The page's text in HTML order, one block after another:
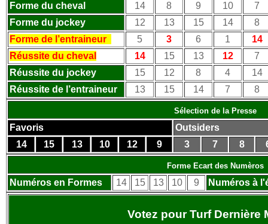
Forme du cheval
14 8 9 10
7
Forme du jockey
12 13 15 14
8
Forme de l’entraineur
5 3 6 1
14
Réussite du cheval
14 15 13 12
7
Réussite du jockey
15 12 8 4
14
Réussite de l’entraineur
13 15 14 7 8
Sélection de la Presse
Favoris
Outsiders
14
15 13 10 12 9 3 7 8
Forme Ecart des Numèros
Numéros en Formes 14 15 13 10 9 Numéros à
Votez pour Turf Dernière